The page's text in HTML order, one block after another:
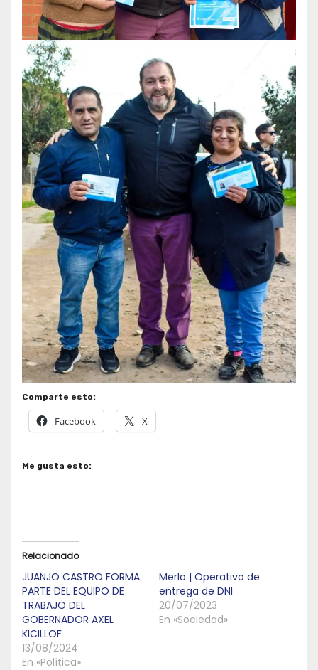
Comparte esto:
Facebook X
Me gusta esto:
Relacionado
JUANJO CASTRO FORMA
PARTE DEL EQUIPO DE
TRABAJO DEL
GOBERNADOR AXEL
KICILLOF
13/08/2024
En «Política»
Merlo | Operativo de
entrega de DNI
20/07/2023
En «Sociedad»